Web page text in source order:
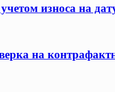
износа на
на